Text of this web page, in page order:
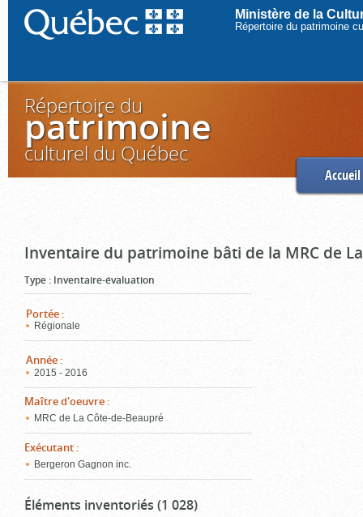
Ministère de la
Répertoire du patrimoine
Répertoire du
patrimoine
culturel du Québec
Accueil
Inventaire du patrimoine bâti de la MRC de
Type : Inventaire-évaluation
Portée :
Régionale
Année :
2015 - 2016
Maître d'oeuvre :
MRC de La Côte-de-Beaupré
Exécutant :
Bergeron Gagnon inc.
Éléments inventoriés (1 028)